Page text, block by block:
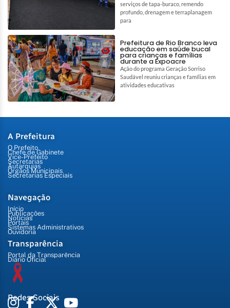
serviços de tapa-buraco, remendo
profundo, drenagem e terraplanagem
para
Prefeitura de Rio Branco leva
educação em saúde bucal
para crianças e famílias
durante a Expoacre
Ação do programa Geração Sorriso
Saudável reuniu crianças e famílias em
atividades educativas
A Prefeitura
O Prefeito
Chefe de Gabinete
Vice-Prefeito
Secretarias
Autarquias
Órgãos Municipais
Secretarias Especiais
Navegação
Início
Publicações
Notícias
Portais
Sistemas Administrativos
Ouvidoria
Transparência
Portal da Transparência
Diário Oficial
Redes Sociais